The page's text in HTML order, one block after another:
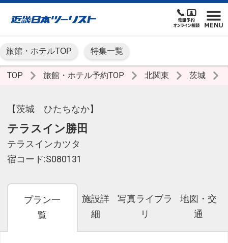
旅館・ホテルTOP 特集一覧
TOP 旅館・ホテル予約TOP 北関東 茨城
【茨城 ひたちなか】
テラスイン勝田
テラスインカツタ
宿コード:S080131
プラン一
覧
施設詳
細
写真ライブラ
リ
地図・交
通